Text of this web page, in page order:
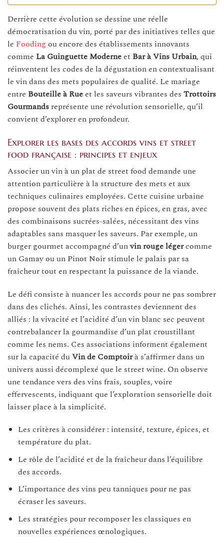
Derrière cette évolution se dessine une réelle
démocratisation du vin, porté par des initiatives telles que
le Fooding ou encore des établissements innovants
comme La Guinguette Moderneet Bar à Vins Urbain, qui
réinventent les codes de la dégustation en contextualisant
le vin dans des mets populaires de qualité. Le mariage
entre Bouteille à Rueet les saveurs vibrantes des Trottoirs
Gourmands représente une révolution sensorielle, qu’il
convient d’explorer en profondeur.
Explorer les bases des accords vins et street
food française : principes et enjeux
Associer un vin à un plat de street food demande une
attention particulière à la structure des mets et aux
techniques culinaires employées. Cette cuisine urbaine
propose souvent des plats riches en épices, en gras, avec
des combinaisons sucrées-salées, nécessitant des vins
adaptables sans masquer les saveurs. Par exemple, un
burger gourmet accompagné d’unvin rouge légercomme
un Gamay ou un Pinot Noir stimule le palais par sa
fraîcheur tout en respectant la puissance de la viande.
Le défi consiste à nuancer les accords pour ne pas sombrer
dans des clichés. Ainsi, les contrastes deviennent des
alliés : la vivacité et l’acidité d’un vin blanc sec peuvent
contrebalancer la gourmandise d’un plat croustillant
comme les nems. Ces associations informent également
sur la capacité duVin de Comptoirà s’affirmer dans un
univers aussi décomplexé que le street wine. On observe
une tendance vers des vins frais, souples, voire
effervescents, indiquant que l’exploration sensorielle doit
laisser place à la simplicité.
Les critères à considérer : intensité, texture, épices, et
température du plat.
Le rôle de l’acidité et de la fraîcheur dans l’équilibre
des accords.
L’importance des vins peu tanniques pour ne pas
écraser les saveurs.
Les stratégies pour recomposer les classiques en
nouvelles expériences œnologiques.